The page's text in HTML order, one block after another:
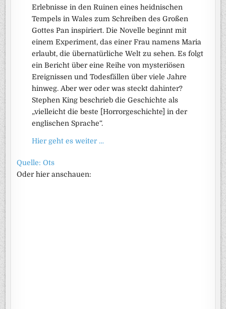
Erlebnisse in den Ruinen eines heidnischen
Tempels in Wales zum Schreiben des Großen
Gottes Pan inspiriert. Die Novelle beginnt mit
einem Experiment, das einer Frau namens Maria
erlaubt, die übernatürliche Welt zu sehen. Es folgt
ein Bericht über eine Reihe von mysteriösen
Ereignissen und Todesfällen über viele Jahre
hinweg. Aber wer oder was steckt dahinter?
Stephen King beschrieb die Geschichte als
„vielleicht die beste [Horrorgeschichte] in der
englischen Sprache“.
Hier geht es weiter …
Quelle: Ots
Oder hier anschauen: